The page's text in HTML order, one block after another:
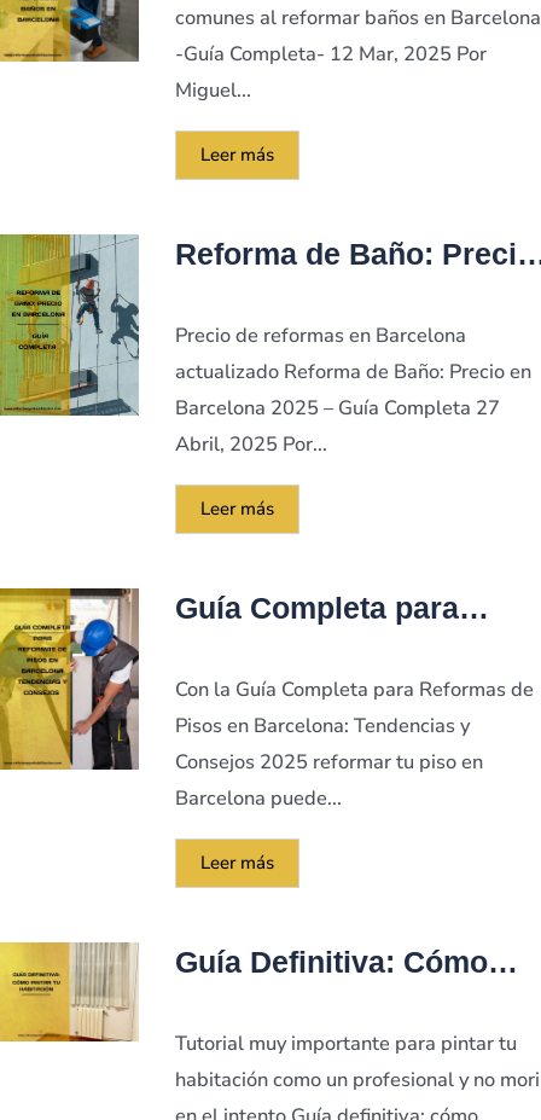
comunes al reformar baños en Barcelona
-Guía Completa- 12 Mar, 2025 Por
Miguel...
Leer más
Reforma de Baño: Precio
Completa
Precio de reformas en Barcelona
actualizado Reforma de Baño: Precio en
Barcelona 2025 – Guía Completa 27
Abril, 2025 Por...
Leer más
Guía Completa para
Barcelona: Tendencias y
Consejos 2025
Con la Guía Completa para Reformas de
Pisos en Barcelona: Tendencias y
Consejos 2025 reformar tu piso en
Barcelona puede...
Leer más
Guía Definitiva: Cómo
Habitación
Tutorial muy importante para pintar tu
habitación como un profesional y no